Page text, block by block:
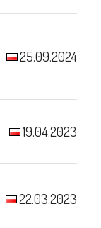
25.09.2024
19.04.2023
22.03.2023